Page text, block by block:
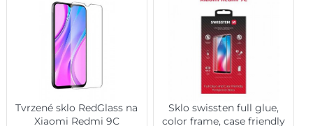
Tvrzené sklo RedGlass na
Xiaomi Redmi 9C
Sklo swissten full glue,
color frame, case friendly